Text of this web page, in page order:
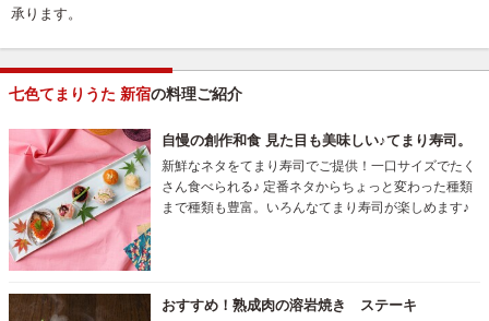
承ります。
七色てまりうた 新宿の料理ご紹介
自慢の創作和食 見た目も美味しい♪てまり寿司。
新鮮なネタをてまり寿司でご提供！一口サイズでたく
さん食べられる♪ 定番ネタからちょっと変わった種類
まで種類も豊富。いろんなてまり寿司が楽しめます♪
おすすめ！熟成肉の溶岩焼き ステーキ